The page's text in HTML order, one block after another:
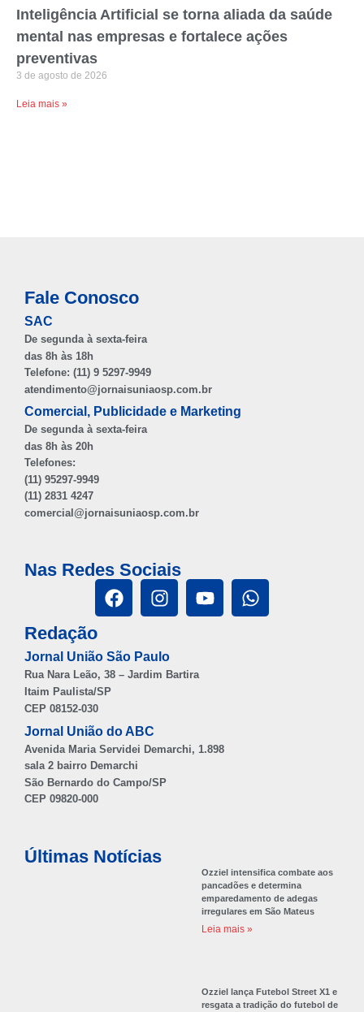
Inteligência Artificial se torna aliada da saúde
mental nas empresas e fortalece ações
preventivas
3 de agosto de 2026
Leia mais »
Fale Conosco
SAC
De segunda à sexta-feira
das 8h às 18h
Telefone: (11) 9 5297-9949
atendimento@jornaisuniaosp.com.br
Comercial, Publicidade e Marketing
De segunda à sexta-feira
das 8h às 20h
Telefones:
(11) 95297-9949
(11) 2831 4247
comercial@jornaisuniaosp.com.br
Nas Redes Sociais
Redação
Jornal União São Paulo
Rua Nara Leão, 38 – Jardim Bartira
Itaim Paulista/SP
CEP 08152-030
Jornal União do ABC
Avenida Maria Servidei Demarchi, 1.898
sala 2 bairro Demarchi
São Bernardo do Campo/SP
CEP 09820-000
Últimas Notícias
Ozziel intensifica combate aos
pancadões e determina
emparedamento de adegas
irregulares em São Mateus
Leia mais »
Ozziel lança Futebol Street X1 e
resgata a tradição do futebol de